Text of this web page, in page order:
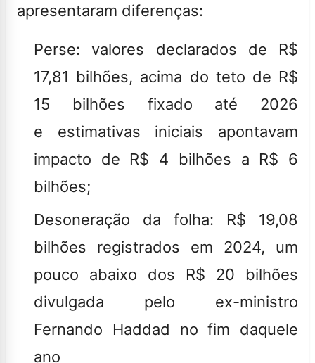
apresentaram diferenças:
Perse: valores declarados de R$
17,81 bilhões, acima do teto de R$
15 bilhões fixado até 2026
e estimativas iniciais apontavam
impacto de R$ 4 bilhões a R$ 6
bilhões;
Desoneração da folha: R$ 19,08
bilhões registrados em 2024, um
pouco abaixo dos R$ 20 bilhões
divulgada pelo ex-ministro
Fernando Haddad no fim daquele
ano